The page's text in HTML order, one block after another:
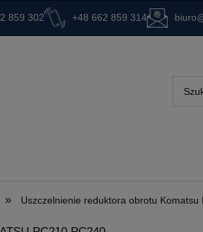
859 302 +48 662 859 314
» Uszczelnienie reduktora obrotu Komatsu